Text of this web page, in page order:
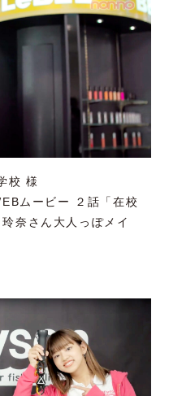
校 様
ムービー ２話「在校
奈さん大人っぽメイ